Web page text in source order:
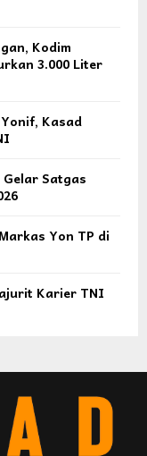
Kodim
3.000 Liter
Kasad
Satgas
Yon TP di
Karier TNI